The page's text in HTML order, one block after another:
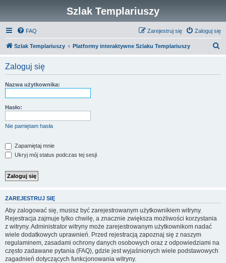
Szlak Templariuszy
FAQ Zaloguj się
Zarejestruj się
Szlak Templariuszy Platformy interaktywne Szlaku Templariuszy
Zaloguj się
Nazwa użytkownika:
Hasło:
Nie pamiętam hasła
Zapamiętaj mnie
Ukryj mój status podczas tej sesji
ZAREJESTRUJ SIĘ
Aby zalogować się, musisz być zarejestrowanym użytkownikiem witryny.
Rejestracja zajmuje tylko chwilę, a znacznie zwiększa możliwości korzystania
z witryny. Administrator witryny może zarejestrowanym użytkownikom nadać
wiele dodatkowych uprawnień. Przed rejestracją zapoznaj się z naszym
regulaminem, zasadami ochrony danych osobowych oraz z odpowiedziami na
często zadawane pytania (FAQ), gdzie jest wyjaśnionych wiele podstawowych
zagadnień dotyczących funkcjonowania witryny.